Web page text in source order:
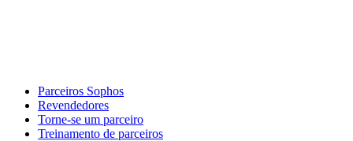
Parceiros Sophos
Revendedores
Torne-se um parceiro
Treinamento de parceiros